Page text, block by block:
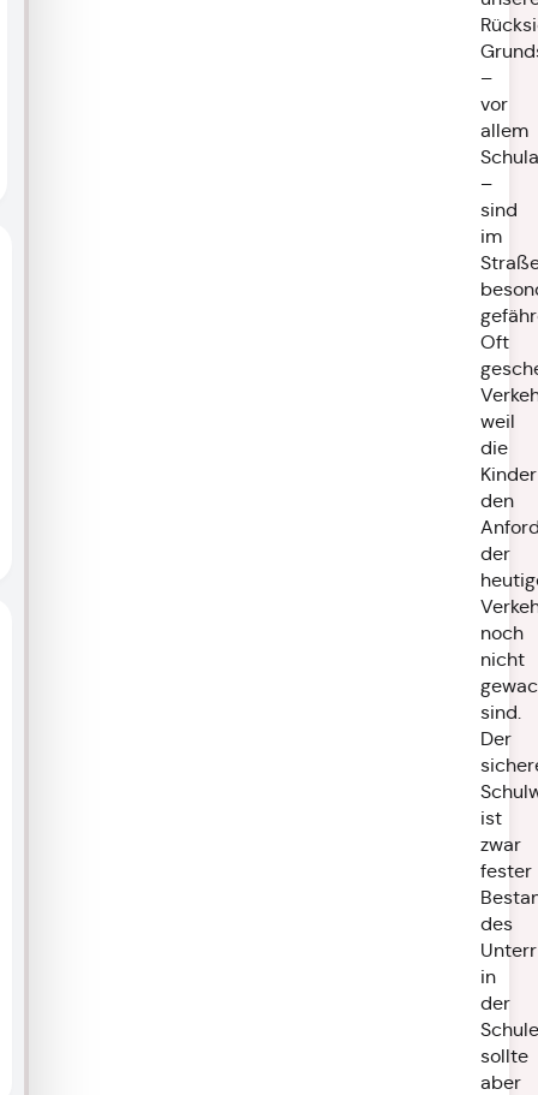
–
vor
allem
–
sind
im
Oft
weil
die
Kinder
den
der
noch
nicht
sind.
Der
ist
zwar
fester
des
in
der
sollte
aber